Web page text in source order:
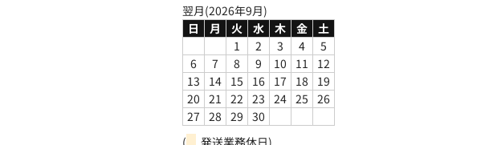
翌月(2026年9月)
日
月 火 水 木 金
土
1
2 3 4
5
6
7 8 9 10 11
12
13
14 15 16 17 18
19
20 21 22 23 24 25 26
27 28 29 30
(
発送業務休日)